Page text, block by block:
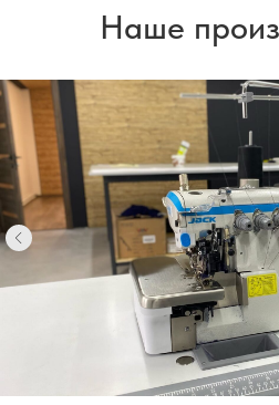
Наше